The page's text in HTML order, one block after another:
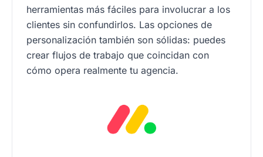
herramientas más fáciles para involucrar a los
clientes sin confundirlos. Las opciones de
personalización también son sólidas: puedes
crear flujos de trabajo que coincidan con
cómo opera realmente tu agencia.